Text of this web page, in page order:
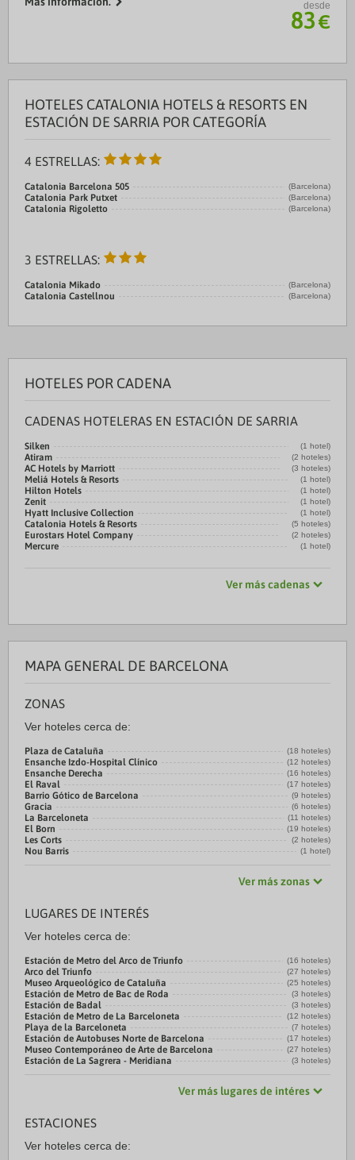
desde
83€
HOTELES CATALONIA HOTELS & RESORTS EN
ESTACIÓN DE SARRIA POR CATEGORÍA
4 ESTRELLAS:
Catalonia Barcelona 505 (Barcelona)
Catalonia Park Putxet (Barcelona)
Catalonia Rigoletto (Barcelona)
3 ESTRELLAS:
Catalonia Mikado (Barcelona)
Catalonia Castellnou (Barcelona)
HOTELES POR CADENA
CADENAS HOTELERAS EN ESTACIÓN DE SARRIA
Silken (1 hotel)
Atiram (2 hoteles)
AC Hotels by Marriott (3 hoteles)
Meliá Hotels & Resorts (1 hotel)
Hilton Hotels (1 hotel)
Zenit (1 hotel)
Hyatt Inclusive Collection (1 hotel)
Catalonia Hotels & Resorts (5 hoteles)
Eurostars Hotel Company (2 hoteles)
Mercure (1 hotel)
Ver más cadenas
MAPA GENERAL DE BARCELONA
ZONAS
Ver hoteles cerca de:
Plaza de Cataluña (18 hoteles)
Ensanche Izdo-Hospital Clínico (12 hoteles)
Ensanche Derecha (16 hoteles)
El Raval (17 hoteles)
Barrio Gótico de Barcelona (9 hoteles)
Gracia (6 hoteles)
La Barceloneta (11 hoteles)
El Born (19 hoteles)
Les Corts (2 hoteles)
Nou Barris (1 hotel)
Ver más zonas
LUGARES DE INTERÉS
Ver hoteles cerca de:
Estación de Metro del Arco de Triunfo (16 hoteles)
Arco del Triunfo (27 hoteles)
Museo Arqueológico de Cataluña (25 hoteles)
Estación de Metro de Bac de Roda (3 hoteles)
Estación de Badal (3 hoteles)
Estación de Metro de La Barceloneta (12 hoteles)
Playa de la Barceloneta (7 hoteles)
Estación de Autobuses Norte de Barcelona (17 hoteles)
Museo Contemporáneo de Arte de Barcelona (27 hoteles)
Estación de La Sagrera - Meridiana (3 hoteles)
Ver más lugares de intéres
ESTACIONES
Ver hoteles cerca de: